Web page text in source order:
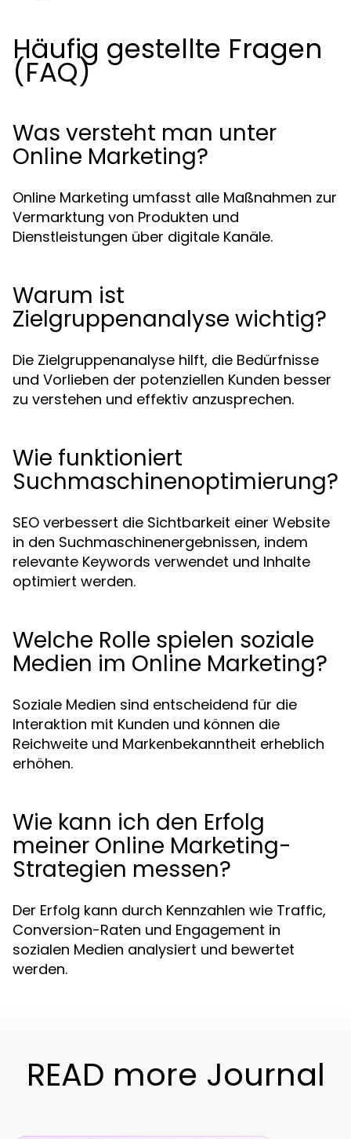
Häufig gestellte Fragen
(FAQ)
Was versteht man unter
Online Marketing?
Online Marketing umfasst alle Maßnahmen zur
Vermarktung von Produkten und
Dienstleistungen über digitale Kanäle.
Warum ist
Zielgruppenanalyse wichtig?
Die Zielgruppenanalyse hilft, die Bedürfnisse
und Vorlieben der potenziellen Kunden besser
zu verstehen und effektiv anzusprechen.
Wie funktioniert
Suchmaschinenoptimierung?
SEO verbessert die Sichtbarkeit einer Website
in den Suchmaschinenergebnissen, indem
relevante Keywords verwendet und Inhalte
optimiert werden.
Welche Rolle spielen soziale
Medien im Online Marketing?
Soziale Medien sind entscheidend für die
Interaktion mit Kunden und können die
Reichweite und Markenbekanntheit erheblich
erhöhen.
Wie kann ich den Erfolg
meiner Online Marketing-
Strategien messen?
Der Erfolg kann durch Kennzahlen wie Traffic,
Conversion-Raten und Engagement in
sozialen Medien analysiert und bewertet
werden.
READ more Journal